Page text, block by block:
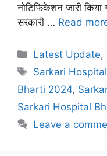
नोटिफिकेशन जारी किया
सरकारी … Read
Categories
Latest Update,
Tags
Sarkari
Bharti 2024,
Sarkari Hospital
Leave a